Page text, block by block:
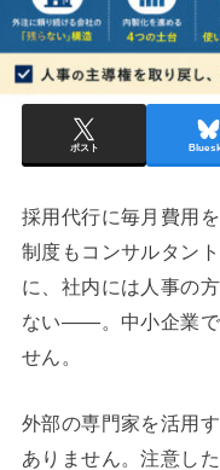
ポスト
採用代行に毎月費用
制度もコンサルタン
に、社内には人事の
ない——。中小企業で
せん。
外部の専門家を活用
ありません。注意し